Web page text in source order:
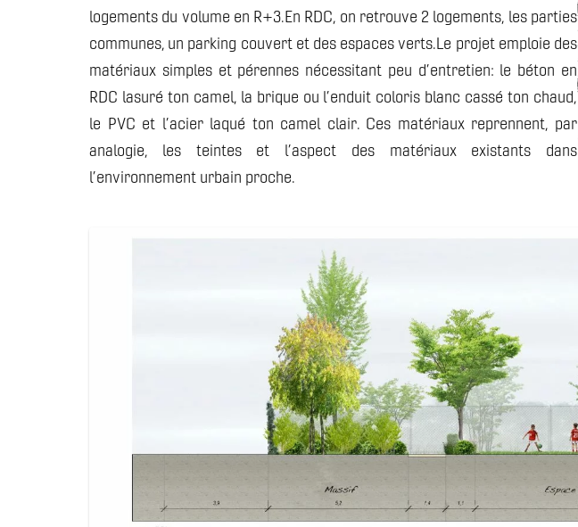
logements du volume en R+3.En RDC, on retrouve 2 logements, les parties
communes, un parking couvert et des espaces verts.Le projet emploie des
matériaux simples et pérennes nécessitant peu d’entretien: le béton en
RDC lasuré ton camel, la brique ou l’enduit coloris blanc cassé ton chaud,
le PVC et l’acier laqué ton camel clair. Ces matériaux reprennent, par
analogie, les teintes et l’aspect des matériaux existants dans
l’environnement urbain proche.